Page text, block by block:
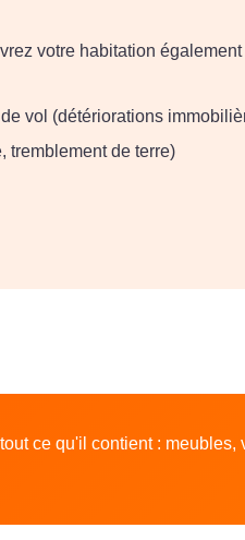
votre habitation également
vol (détériorations
tremblement de terre)
ce qu'il contient :